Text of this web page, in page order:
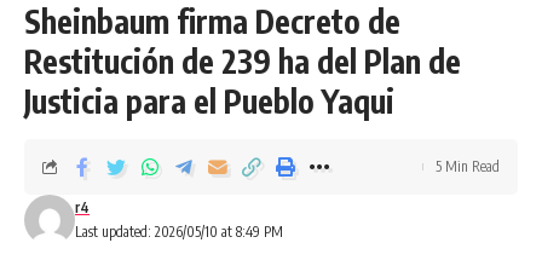
Sheinbaum firma Decreto de
Restitución de 239 ha del Plan de
Justicia para el Pueblo Yaqui
Last updated: 2026/05/10 at 8:49 PM
r4
5 Min Read